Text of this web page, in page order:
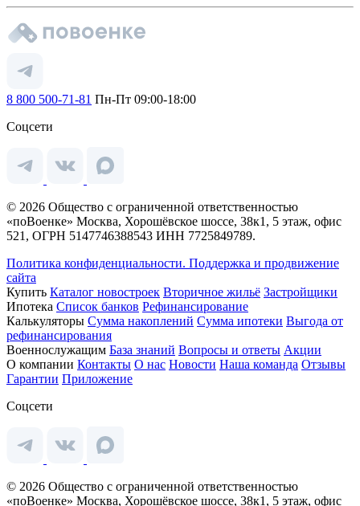
8 800 500-71-81 Пн-Пт 09:00-18:00
Соцсети
© 2026 Общество с ограниченной ответственностью
«поВоенке» Москва, Хорошёвское шоссе, 38к1, 5 этаж, офис
521, ОГРН 5147746388543 ИНН 7725849789.
Политика конфиденциальности. Поддержка и продвижение
сайта
Купить Каталог новостроек Вторичное жильё Застройщики
Ипотека Список банков Рефинансирование
Калькуляторы Сумма накоплений Сумма ипотеки Выгода от
рефинансирования
Военнослужащим База знаний Вопросы и ответы Акции
О компании Контакты О нас Новости Наша команда Отзывы
Гарантии Приложение
Соцсети
© 2026 Общество с ограниченной ответственностью
«поВоенке» Москва, Хорошёвское шоссе, 38к1, 5 этаж, офис